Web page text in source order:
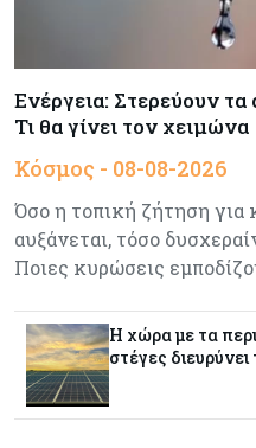
Meridiam–GSI:
την απάντηση
Κόσμος
Η Τουρκία
πλούσιων
Κύπρος
Από τα €150,6
πιστώσεις για
Ενέργεια: Στερεύουν
Τι θα γίνει τον χειμώνα
Κόσμος - 08-08-2026
Όσο η τοπική ζήτηση
αυξάνεται, τόσο
Ποιες κυρώσεις
Η χώρα με τα
στέγες